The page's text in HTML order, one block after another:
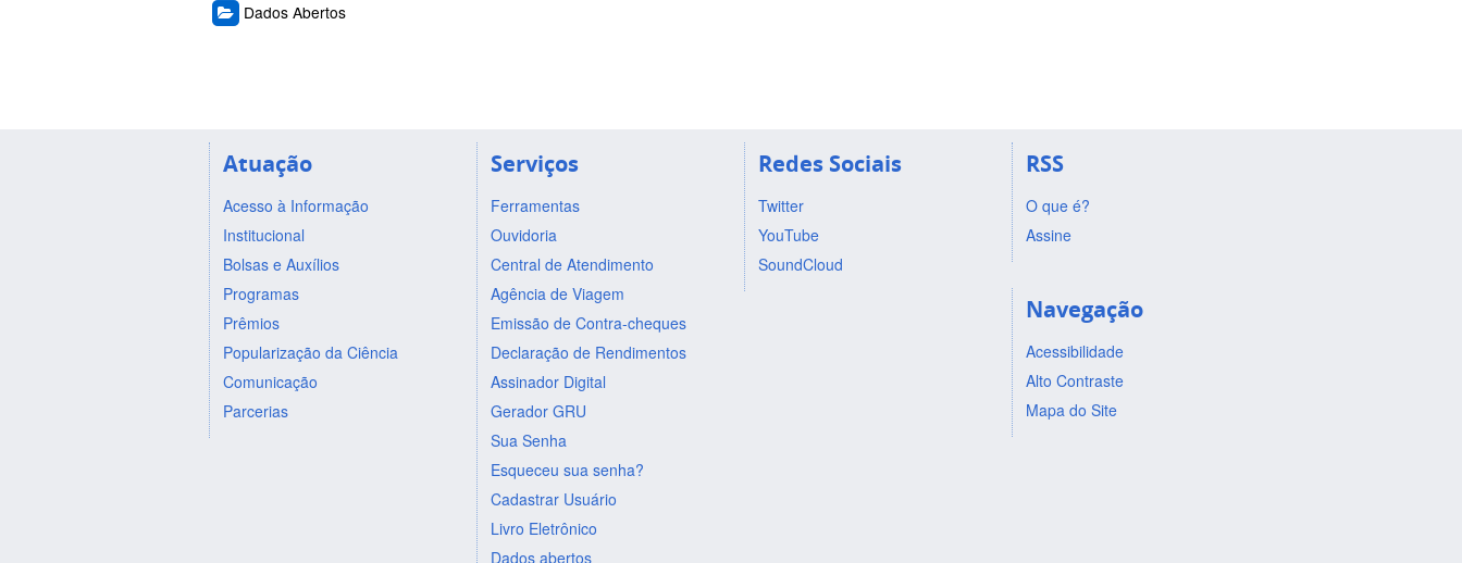
Dados Abertos
Atuação
Acesso à Informação
Institucional
Bolsas e Auxílios
Programas
Prêmios
Popularização da Ciência
Comunicação
Parcerias
Serviços
Ferramentas
Ouvidoria
Central de Atendimento
Agência de Viagem
Emissão de Contra-cheques
Declaração de Rendimentos
Assinador Digital
Gerador GRU
Sua Senha
Esqueceu sua senha?
Cadastrar Usuário
Livro Eletrônico
Dados abertos
Redes Sociais
Twitter
YouTube
SoundCloud
RSS
O que é?
Assine
Navegação
Acessibilidade
Alto Contraste
Mapa do Site